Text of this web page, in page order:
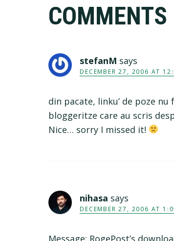
Interactions
COMMENTS
stefanM says
DECEMBER 27, 2006 AT
din pacate, linku’ de poze
bloggeritze care au scris
Nice… sorry I missed it!
nihasa says
DECEMBER 27, 2006 AT
Message: RogePost’s